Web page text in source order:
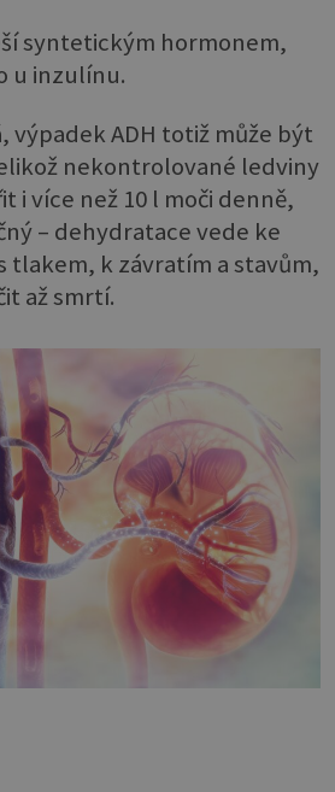
syntetickým hormonem,
u inzulínu.
výpadek ADH totiž může být
nekontrolované ledviny
i více než 10 l moči denně,
– dehydratace vede ke
tlakem, k závratím a stavům,
až smrtí.